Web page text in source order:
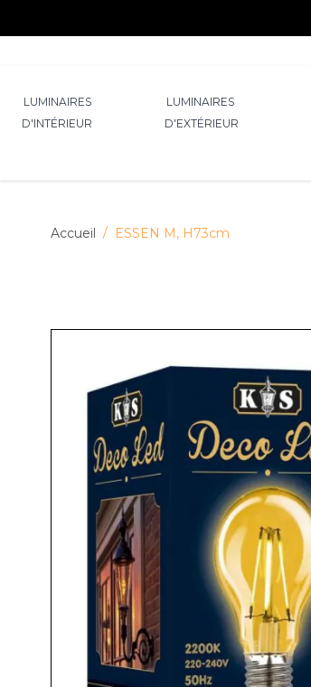
LUMINAIRES
D'INTÉRIEUR
LUMINAIRES
D'EXTÉRIEUR
Accueil / ESSEN M, H73cm